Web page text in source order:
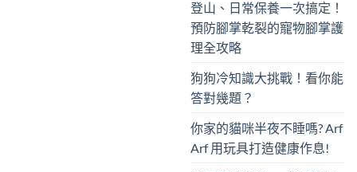
登山、日常保養一次搞定！
預防腳掌乾裂的寵物腳掌護
理全攻略
狗狗冷知識大挑戰！看你能
答對幾題？
你家的貓咪半夜不睡嗎? Arf
Arf 用玩具打造健康作息!